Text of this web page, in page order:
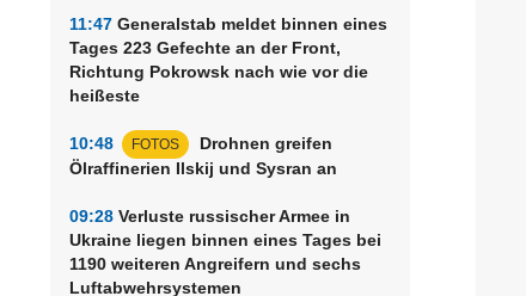
11:47 Generalstab meldet binnen eines
Tages 223 Gefechte an der Front,
Richtung Pokrowsk nach wie vor die
heißeste
10:48 FOTOS
Drohnen greifen
Ölraffinerien Ilskij und Sysran an
09:28 Verluste russischer Armee in
Ukraine liegen binnen eines Tages bei
1190 weiteren Angreifern und sechs
Luftabwehrsystemen